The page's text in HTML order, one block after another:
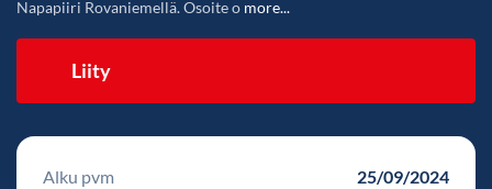
Napapiiri Rovaniemellä. Osoite o more...
Liity
Alku pvm 25/09/2024